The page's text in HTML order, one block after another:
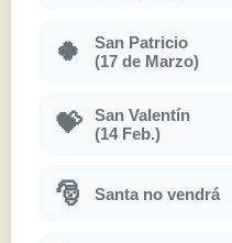
🍀
San Patricio
(17 de Marzo)
💝
San Valentín
(14 Feb.)
🎅 Santa no vendrá